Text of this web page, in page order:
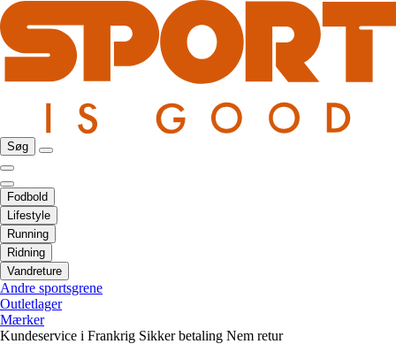
Søg
Fodbold
Lifestyle
Running
Ridning
Vandreture
Andre sportsgrene
Outletlager
Mærker
Kundeservice i Frankrig Sikker betaling Nem retur